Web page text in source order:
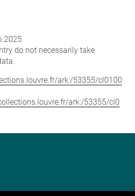
do not necessarily take
ark:/53355/cl0100
ark:/53355/cl0